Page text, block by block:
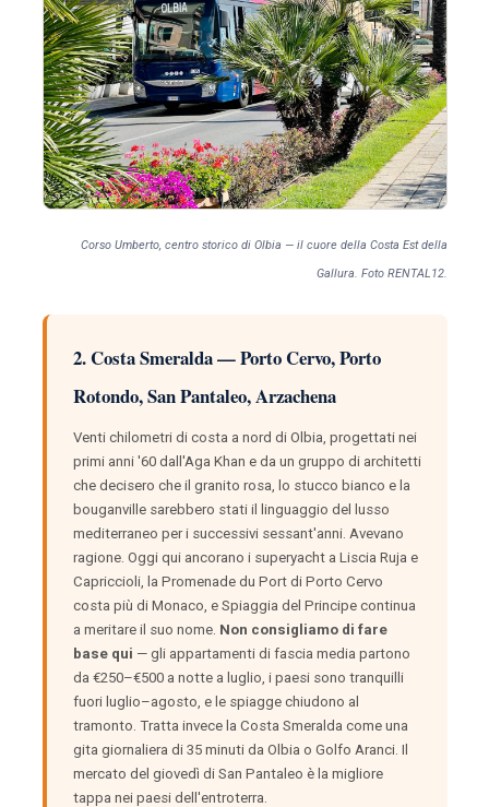
Corso Umberto, centro storico di Olbia — il cuore della Costa Est della
Gallura. Foto RENTAL12.
2. Costa Smeralda — Porto Cervo, Porto
Rotondo, San Pantaleo, Arzachena
Venti chilometri di costa a nord di Olbia, progettati nei
primi anni '60 dall'Aga Khan e da un gruppo di architetti
che decisero che il granito rosa, lo stucco bianco e la
bouganville sarebbero stati il linguaggio del lusso
mediterraneo per i successivi sessant'anni. Avevano
ragione. Oggi qui ancorano i superyacht a Liscia Ruja e
Capriccioli, la Promenade du Port di Porto Cervo
costa più di Monaco, e Spiaggia del Principe continua
a meritare il suo nome. Non consigliamo di fare
base qui — gli appartamenti di fascia media partono
da €250–€500 a notte a luglio, i paesi sono tranquilli
fuori luglio–agosto, e le spiagge chiudono al
tramonto. Tratta invece la Costa Smeralda come una
gita giornaliera di 35 minuti da Olbia o Golfo Aranci. Il
mercato del giovedì di San Pantaleo è la migliore
tappa nei paesi dell'entroterra.